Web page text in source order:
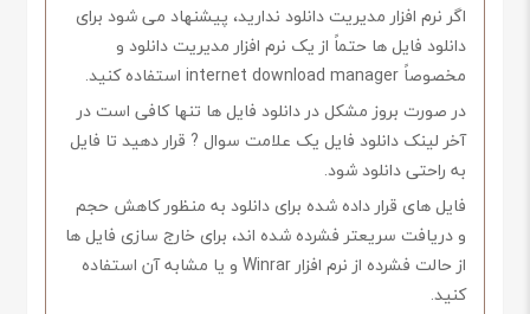
اگر نرم افزار مدیریت دانلود ندارید، پیشنهاد می شود برای
دانلود فایل ها حتماً از یک نرم افزار مدیریت دانلود و
مخصوصاً internet download manager استفاده کنید.
در صورت بروز مشکل در دانلود فایل ها تنها کافی است در
آخر لینک دانلود فایل یک علامت سوال ? قرار دهید تا فایل
به راحتی دانلود شود.
فایل های قرار داده شده برای دانلود به منظور کاهش حجم
و دریافت سریعتر فشرده شده اند، برای خارج سازی فایل ها
از حالت فشرده از نرم افزار Winrar و یا مشابه آن استفاده
کنید.